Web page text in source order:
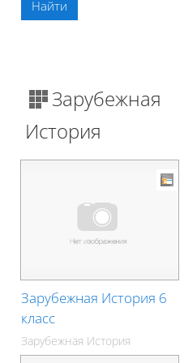
Зарубежная
История
Зарубежная История 6
класс
Зарубежная История